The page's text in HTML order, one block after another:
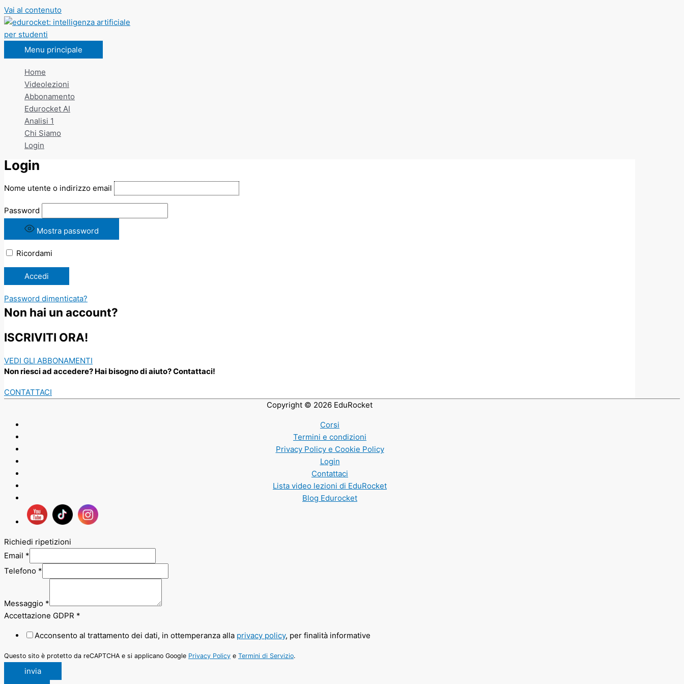
Vai al contenuto
Menu principale
Home
Videolezioni
Abbonamento
Edurocket AI
Analisi 1
Chi Siamo
Login
Login
Nome utente o indirizzo email
Password
Mostra password
Ricordami
Password dimenticata?
Non hai un account?
ISCRIVITI ORA!
VEDI GLI ABBONAMENTI
Non riesci ad accedere? Hai bisogno di aiuto? Contattaci!
CONTATTACI
Copyright © 2026 EduRocket
Corsi
Termini e condizioni
Privacy Policy e Cookie Policy
Login
Contattaci
Lista video lezioni di EduRocket
Blog Edurocket
Richiedi ripetizioni
Email *
Telefono *
Messaggio *
Accettazione GDPR *
Acconsento al trattamento dei dati, in ottemperanza alla privacy policy, per finalità informative
Questo sito è protetto da reCAPTCHA e si applicano Google Privacy Policy e Termini di Servizio.
invia